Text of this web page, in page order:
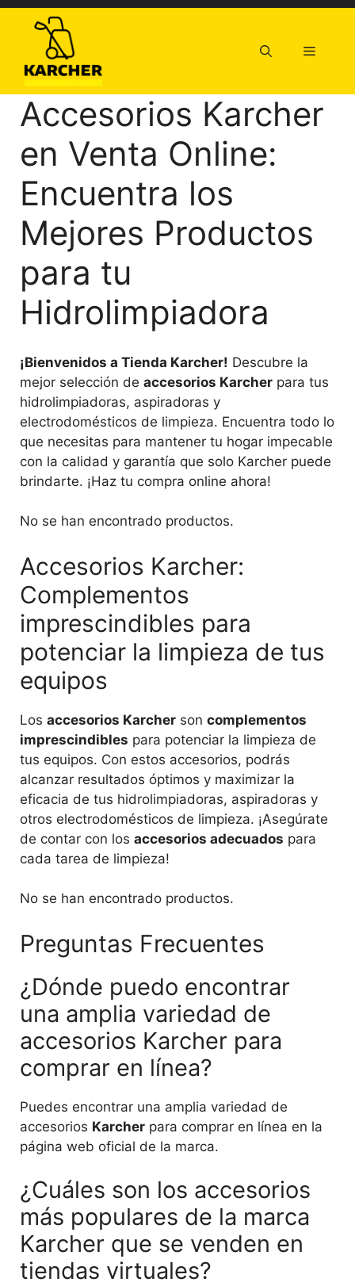
Saltar
contenido
Menú
Accesorios Karcher
en Venta Online:
Encuentra los
Mejores Productos
para tu
Hidrolimpiadora
¡Bienvenidos a Tienda Karcher! Descubre la
mejor selección de accesorios Karcher para tus
hidrolimpiadoras, aspiradoras y
electrodomésticos de limpieza. Encuentra todo lo
que necesitas para mantener tu hogar impecable
con la calidad y garantía que solo Karcher puede
brindarte. ¡Haz tu compra online ahora!
No se han encontrado productos.
Accesorios Karcher:
Complementos
imprescindibles para
potenciar la limpieza de tus
equipos
Los accesorios Karcher son complementos
imprescindibles para potenciar la limpieza de
tus equipos. Con estos accesorios, podrás
alcanzar resultados óptimos y maximizar la
eficacia de tus hidrolimpiadoras, aspiradoras y
otros electrodomésticos de limpieza. ¡Asegúrate
de contar con los accesorios adecuados para
cada tarea de limpieza!
No se han encontrado productos.
Preguntas Frecuentes
¿Dónde puedo encontrar
una amplia variedad de
accesorios Karcher para
comprar en línea?
Puedes encontrar una amplia variedad de
accesorios Karcher para comprar en línea en la
página web oficial de la marca.
¿Cuáles son los accesorios
más populares de la marca
Karcher que se venden en
tiendas virtuales?